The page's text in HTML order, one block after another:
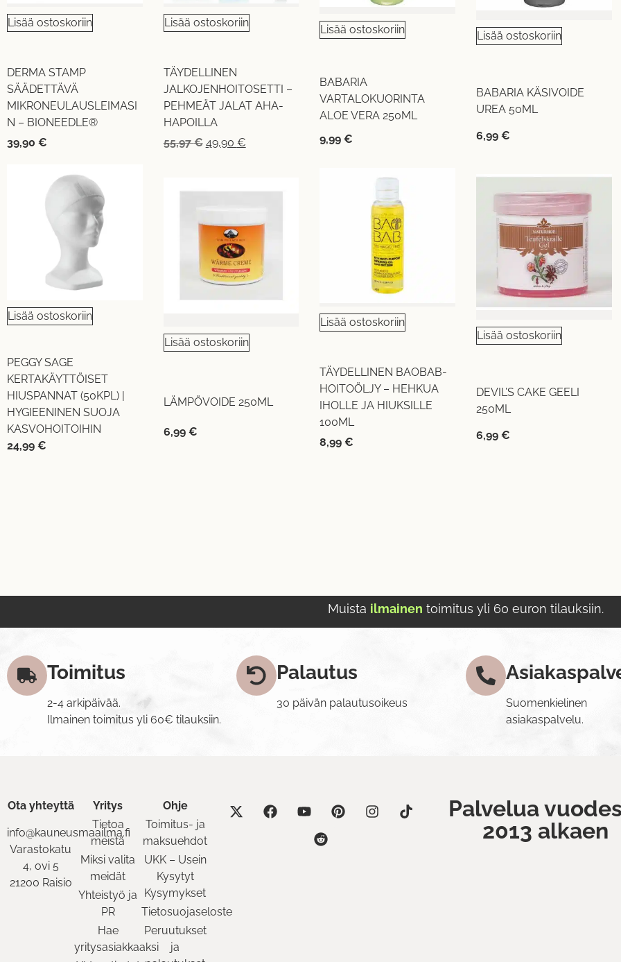
Lisää ostoskoriin
DERMA STAMP
SÄÄDETTÄVÄ
MIKRONEULAUSLEIMASI
N – BIONEEDLE®
39,90 €
Lisää ostoskoriin
TÄYDELLINEN
JALKOJENHOITOSETTI –
PEHMEÄT JALAT AHA-
HAPOILLA
55,97€ 49,90 €
Lisää ostoskoriin
BABARIA
VARTALOKUORINTA
ALOE VERA 250ML
9,99€
Lisää ostoskoriin
BABARIA KÄSIVOIDE
UREA 50ML
6,99 €
Lisää ostoskoriin
PEGGY SAGE
KERTAKÄYTTÖISET
HIUSPANNAT (50KPL) |
HYGIEENINEN SUOJA
KASVOHOITOIHIN
24,99 €
Lisää ostoskoriin
LÄMPÖVOIDE 250ML
6,99 €
Lisää ostoskoriin
TÄYDELLINEN BAOBAB-
HOITOÖLJY – HEHKUA
IHOLLE JA HIUKSILLE
100ML
8,99€
Lisää ostoskoriin
DEVIL’S CAKE GEELI
250ML
6,99 €
Muista ilmainen toimitus yli 60 euron tilauksiin.
Toimitus
2-4 arkipäivää.
Ilmainen toimitus yli 60€ tilauksiin.
Palautus
30 päivän palautusoikeus
Suomenkielinen
asiakaspalvelu.
Ota yhteyttä
info@kauneusmaailma.fi
Varastokatu
4, ovi 5
21200 Raisio
Yritys
Tietoa
meistä
Miksi valita
meidät
Yhteistyö ja
PR
Hae
yritysasiakkaaksi
Ohje
Toimitus- ja
maksuehdot
UKK – Usein
Kysytyt
Kysymykset
Tietosuojaseloste
Peruutukset
ja
Palvelua
2013 alkaen